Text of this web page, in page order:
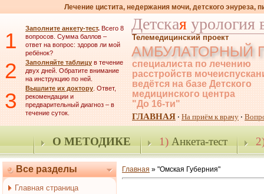
Лечение цистита, недержания мочи, детского энуреза,
1 Заполните анкету-тест. Всего 8
вопросов. Сумма баллов –
ответ на вопрос: здоров ли мой
ребёнок?
2 Заполняйте таблицу в течение
двух дней. Обратите внимание
на инструкцию по ней.
3 Вышлите их доктору. Ответ,
рекомендации и
предварительный диагноз – в
течение суток.
Детская урология
Телемедицинский проект
АМБУЛАТОРНЫЙ
специалиста по лечению
расстройств
ведётся на базе Детского
медицинского центра
"До 16-ти"
ГЛАВНАЯ · На приём к врачу ·
О МЕТОДИКЕ 1)Анкета-тест
Все разделы
Главная страница
Главная » "Омская Губерния"